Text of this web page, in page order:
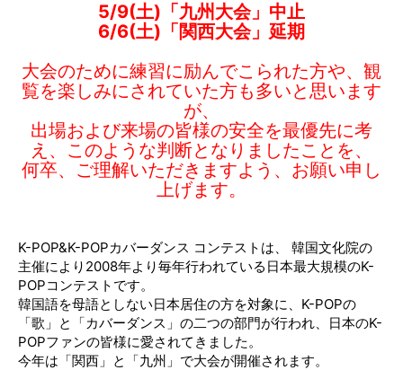
5/9(土)「九州大会」中止
6/6(土)「関西大会」延期
大会のために練習に励んでこられた方や、観
覧を楽しみにされていた方も多いと思います
が、
出場および来場の皆様の安全を最優先に考
え、このような判断となりましたことを、
何卒、ご理解いただきますよう、お願い申し
上げます。
K-POP&K-POPカバーダンス コンテストは、 韓国文化院の
主催により2008年より毎年行われている日本最大規模のK-
POPコンテストです。
韓国語を母語としない日本居住の方を対象に、K-POPの
「歌」と「カバーダンス」の二つの部門が行われ、日本のK-
POPファンの皆様に愛されてきました。
今年は「関西」と「九州」で大会が開催されます。